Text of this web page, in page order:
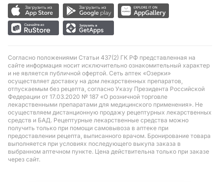
Согласно положениями Статьи 437(2) ГК РФ представленная на
сайте информация носит исключительно ознакомительный характер
и не является публичной офертой. Сеть аптек «Озерки»
осуществляет доставку на дом лекарственных препаратов,
отпускаемым без рецепта, согласно Указу Президента Российской
Федерации от 17.03.2020 № 187 «О розничной торговле
лекарственными препаратами для медицинского применения». Не
осуществляем дистанционную продажу рецептурных лекарственных
средств и БАД. Рецептурные лекарственные средства можно
получить только при помощи самовывоза в аптеке при
предоставлении рецепта, выписанного врачом. Бронирование товара
выполняется при условиях последующего выкупа заказа в
выбранном аптечном пункте. Цена действительна только при заказе
через сайт.